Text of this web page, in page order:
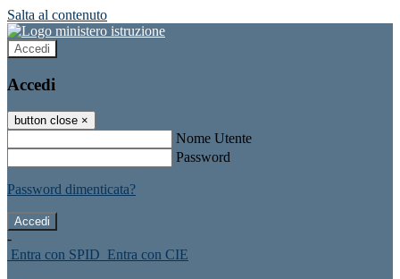
Salta al contenuto
Accedi
Accedi
button close ×
Nome Utente
Password
Password dimenticata?
-
Entra con SPID Entra con CIE